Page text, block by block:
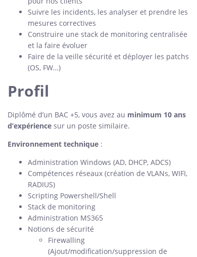
Suivre les incidents, les analyser et prendre les
mesures correctives
Construire une stack de monitoring centralisée
et la faire évoluer
Faire de la veille sécurité et déployer les patchs
(OS, FW…)
Profil
Diplômé d’un BAC +5, vous avez au minimum 10 ans
d’expérience sur un poste similaire.
Environnement technique :
Administration Windows (AD, DHCP, ADCS)
Compétences réseaux (création de VLANs, WIFI,
RADIUS)
Scripting Powershell/Shell
Stack de monitoring
Administration MS365
Notions de sécurité
Firewalling
(Ajout/modification/suppression de